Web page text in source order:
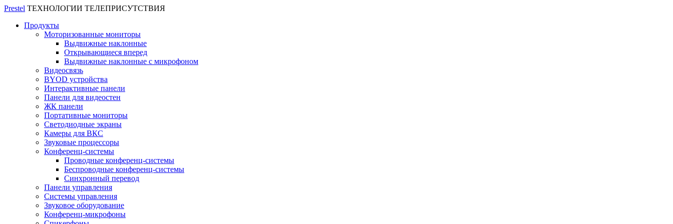
Prestel ТЕХНОЛОГИИ ТЕЛЕПРИСУТСТВИЯ
Продукты
Моторизованные мониторы
Выдвижные наклонные
Открывающиеся вперед
Выдвижные наклонные с микрофоном
Видеосвязь
BYOD устройства
Интерактивные панели
Панели для видеостен
ЖК панели
Портативные мониторы
Светодиодные экраны
Камеры для ВКС
Звуковые процессоры
Конференц-системы
Проводные конференц-системы
Беспроводные конференц-системы
Синхронный перевод
Панели управления
Системы управления
Звуковое оборудование
Конференц-микрофоны